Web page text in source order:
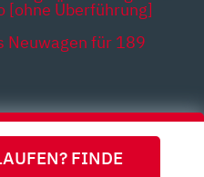
FINDE
[ohne Überführung]
Neuwagen für 189